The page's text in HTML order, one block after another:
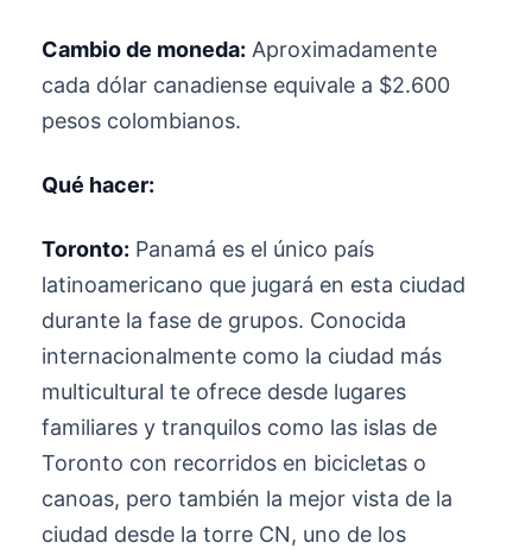
Cambio de moneda: Aproximadamente
cada dólar canadiense equivale a $2.600
pesos colombianos.
Qué hacer:
Toronto: Panamá es el único país
latinoamericano que jugará en esta ciudad
durante la fase de grupos. Conocida
internacionalmente como la ciudad más
multicultural te ofrece desde lugares
familiares y tranquilos como las islas de
Toronto con recorridos en bicicletas o
canoas, pero también la mejor vista de la
ciudad desde la torre CN, uno de los